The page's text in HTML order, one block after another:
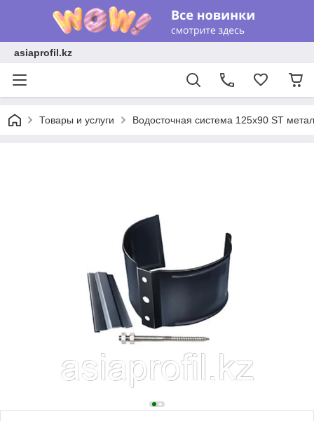
asiaprofil.kz
Товары и услуги Водосточная система 125x90 ST